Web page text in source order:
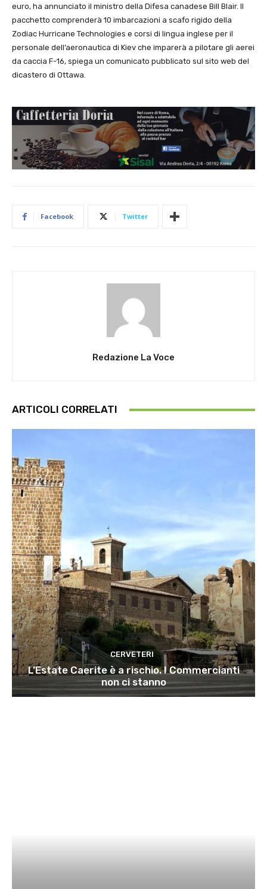
euro, ha annunciato il ministro della Difesa canadese Bill Blair. Il
pacchetto comprenderà 10 imbarcazioni a scafo rigido della
Zodiac Hurricane Technologies e corsi di lingua inglese per il
personale dell’aeronautica di Kiev che imparerà a pilotare gli aerei
da caccia F-16, spiega un comunicato pubblicato sul sito web del
dicastero di Ottawa.
Facebook Twitter
Redazione La Voce
ARTICOLI CORRELATI
CERVETERI
L’Estate Caerite è a rischio. I Commercianti
non ci stanno